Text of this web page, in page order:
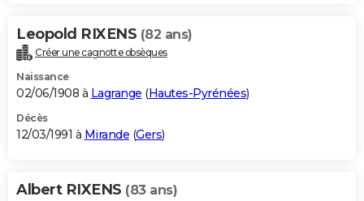
Leopold RIXENS (82 ans)
Créer une cagnotte obsèques
Naissance
02/06/1908 à Lagrange (Hautes-Pyrénées)
Décès
12/03/1991 à Mirande (Gers)
Albert RIXENS (83 ans)